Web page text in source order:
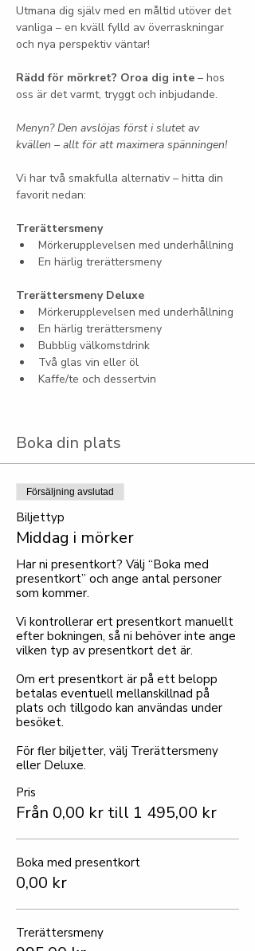
Utmana dig själv med en måltid utöver det
vanliga – en kväll fylld av överraskningar
och nya perspektiv väntar!
Rädd för mörkret? Oroa dig inte – hos
oss är det varmt, tryggt och inbjudande.
Menyn? Den avslöjas först i slutet av
kvällen – allt för att maximera spänningen!
Vi har två smakfulla alternativ – hitta din
favorit nedan:
Trerättersmeny
Mörkerupplevelsen med underhållning
En härlig trerättersmeny
Trerättersmeny Deluxe
Mörkerupplevelsen med underhållning
En härlig trerättersmeny
Bubblig välkomstdrink
Två glas vin eller öl
Kaffe/te och dessertvin
Boka din plats
Försäljning avslutad
Biljettyp
Middag i mörker
Har ni presentkort? Välj “Boka med
presentkort” och ange antal personer
som kommer.
Vi kontrollerar ert presentkort manuellt
efter bokningen, så ni behöver inte ange
vilken typ av presentkort det är.
Om ert presentkort är på ett belopp
betalas eventuell mellanskillnad på
plats och tillgodo kan användas under
besöket.
För fler biljetter, välj Trerättersmeny
eller Deluxe.
Pris
Från 0,00 kr till 1 495,00 kr
Boka med presentkort
0,00 kr
Trerättersmeny